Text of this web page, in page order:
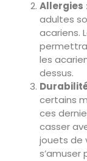
Allergies
adultes
acariens.
les
dessus.
certains
ces
casser
jouets de
s’amuser